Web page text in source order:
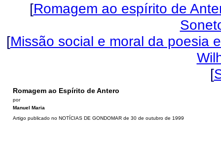
[Romagem ao espírito de
[Missão social e moral da poesia
[
Romagem ao Espírito deAntero
por
Manuel Maria
Artigo publicado no NOTÍCIAS DE GONDOMAR de 30 de outubro de 1999